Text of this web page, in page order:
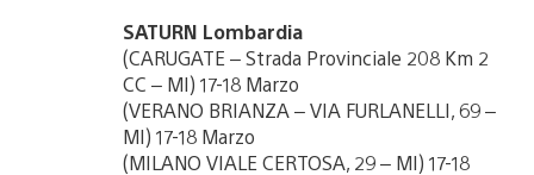
SATURN Lombardia
(CARUGATE – Strada Provinciale 208 Km 2
CC – MI) 17-18 Marzo
(VERANO BRIANZA – VIA FURLANELLI, 69 –
MI) 17-18 Marzo
(MILANO VIALE CERTOSA, 29 – MI) 17-18